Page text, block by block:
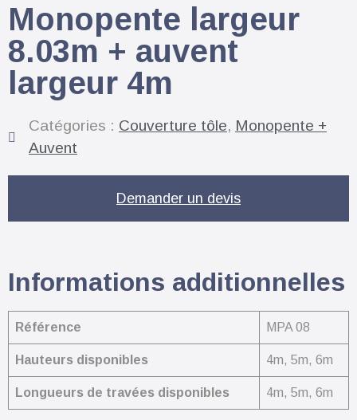
Monopente largeur
8.03m + auvent
largeur 4m
Catégories : Couverture tôle, Monopente +
Auvent
Demander un devis
Informations additionnelles
Référence MPA 08
Hauteurs disponibles 4m, 5m, 6m
Longueurs de travées disponibles 4m, 5m, 6m